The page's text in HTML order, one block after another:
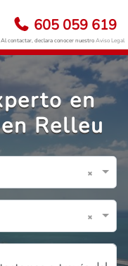
605 059 619
Al contactar, declara conocer nuestroAviso Legal
en
Relleu
×
×